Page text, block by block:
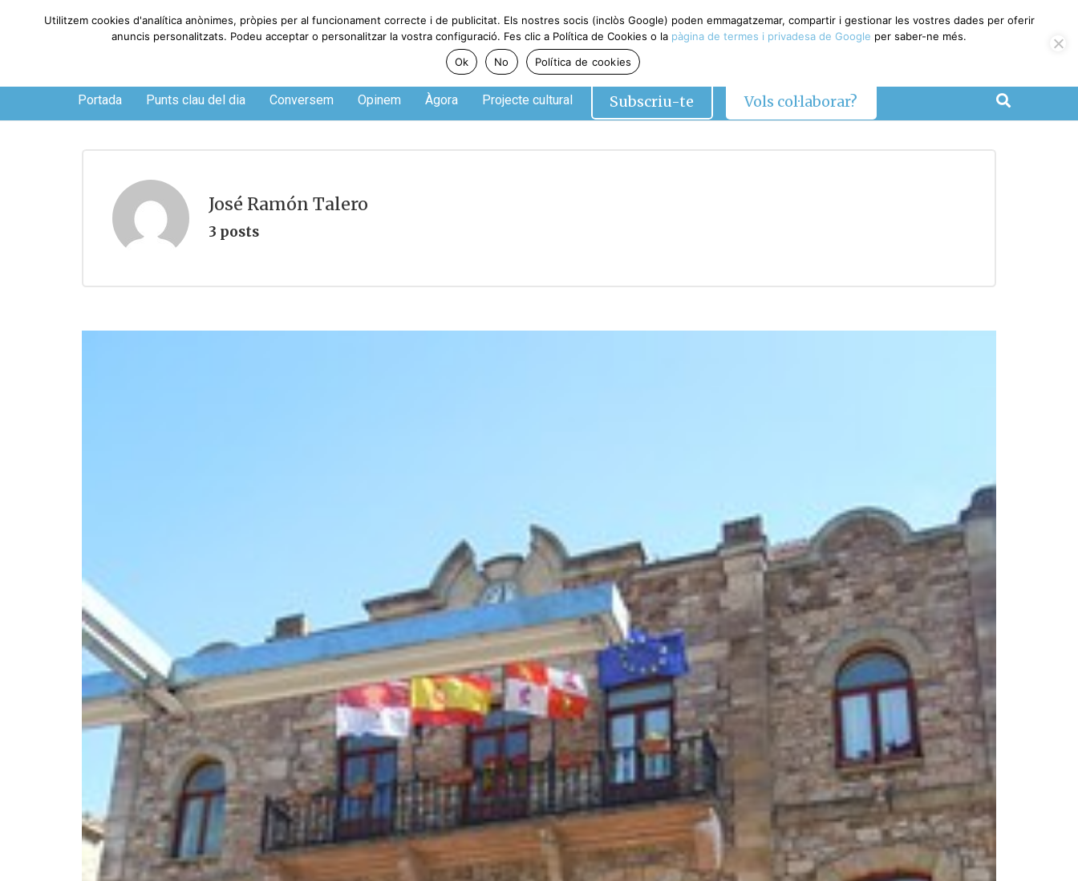
Divendres, 7 de agosto de 2026
Portada Punts clau del dia Conversem Opinem Àgora Projecte cultural Subscriu-te Vols col·laborar?
José Ramón Talero
3 posts
Utilitzem cookies d'analítica anònimes, pròpies per al funcionament correcte i de publicitat. Els nostres socis (inclòs Google) poden emmagatzemar, compartir i gestionar les vostres dades per oferir
anuncis personalitzats. Podeu acceptar o personalitzar la vostra configuració. Fes clic a Política de Cookies o la pàgina de termes i privadesa de Google per saber-ne més.
Ok
No Política de cookies